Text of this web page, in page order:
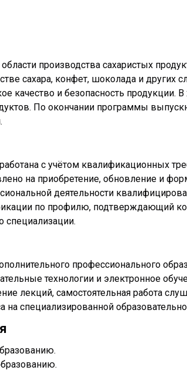
производства сахаристых
сахара, конфет, шоколада и других
и безопасность продукции.
По окончании программы
с учётом квалификационных
на приобретение, обновление и
деятельности
по профилю, подтверждающий
специализации.
профессионального
технологии и электронное
лекций, самостоятельная работа
на специализированной